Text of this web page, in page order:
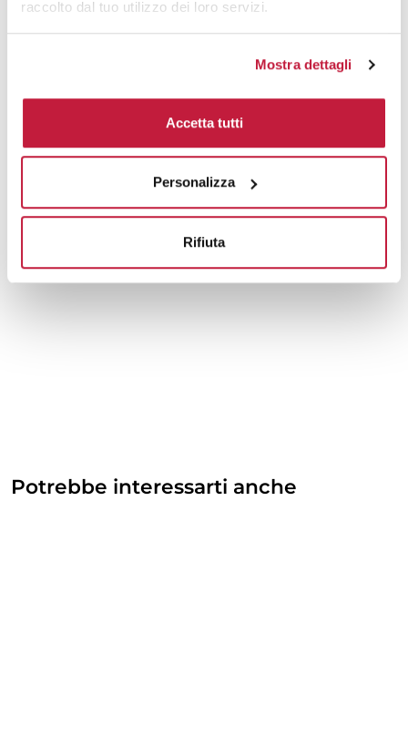
raccolto dal tuo utilizzo dei loro servizi.
Mostra dettagli
Accetta tutti
Personalizza
Rifiuta
Potrebbe interessarti anche